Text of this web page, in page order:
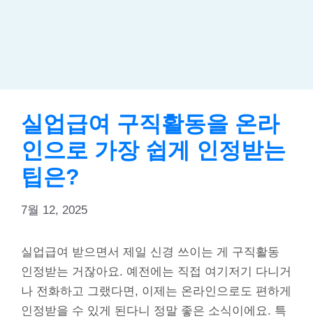
실업급여 구직활동을 온라
인으로 가장 쉽게 인정받는
팁은?
7월 12, 2025
실업급여 받으면서 제일 신경 쓰이는 게 구직활동
인정받는 거잖아요. 예전에는 직접 여기저기 다니거
나 전화하고 그랬다면, 이제는 온라인으로도 편하게
인정받을 수 있게 된다니 정말 좋은 소식이에요. 특